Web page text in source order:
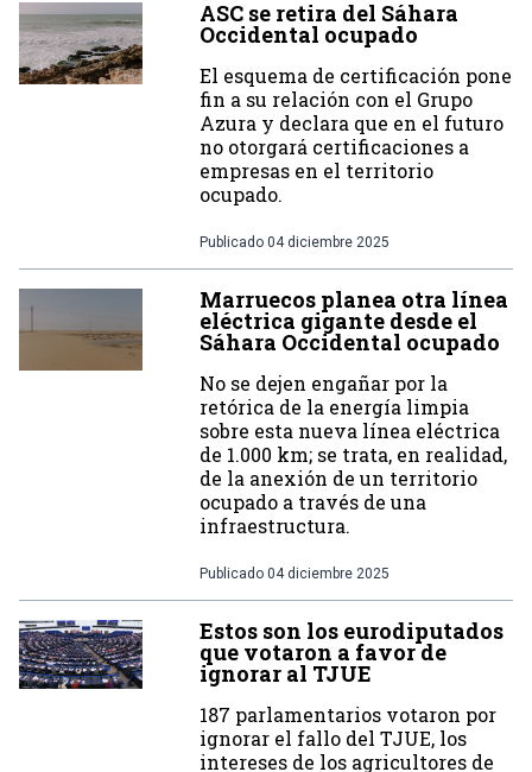
ASC se retira del Sáhara
Occidental ocupado
El esquema de certificación pone
fin a su relación con el Grupo
Azura y declara que en el futuro
no otorgará certificaciones a
empresas en el territorio
ocupado.
Publicado 04 diciembre 2025
Marruecos planea otra línea
eléctrica gigante desde el
Sáhara Occidental ocupado
No se dejen engañar por la
retórica de la energía limpia
sobre esta nueva línea eléctrica
de 1.000 km; se trata, en realidad,
de la anexión de un territorio
ocupado a través de una
infraestructura.
Publicado 04 diciembre 2025
Estos son los eurodiputados
que votaron a favor de
ignorar al TJUE
187 parlamentarios votaron por
ignorar el fallo del TJUE, los
intereses de los agricultores de